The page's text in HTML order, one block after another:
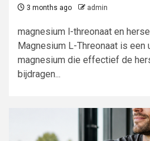
3 months ago admin
magnesium l-threonaat en
Magnesium L-Threonaat is een
magnesium die effectief de
bijdragen...